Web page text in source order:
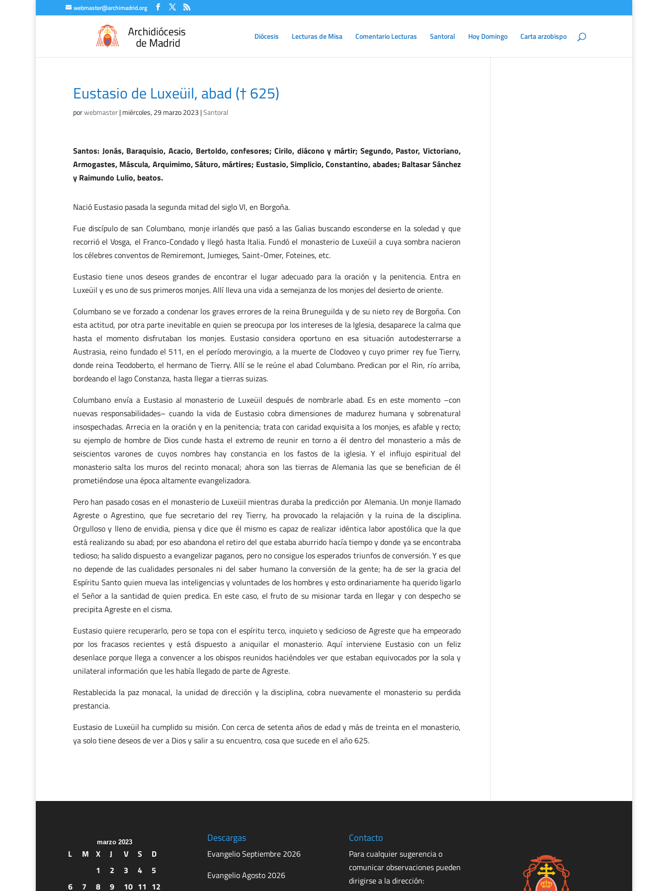
webmaster@archimadrid.org
Diócesis Lecturas de Misa Comentario Lecturas Santoral Hoy Domingo Carta arzobispo
Eustasio de Luxeüil, abad († 625)
porwebmaster|miércoles, 29 marzo 2023 |Santoral
Santos: Jonás, Baraquisio, Acacio, Bertoldo, confesores; Cirilo, diácono y mártir; Segundo, Pastor, Victoriano,
Armogastes, Máscula, Arquimimo, Sáturo, mártires; Eustasio, Simplicio, Constantino, abades; Baltasar Sánchez
y Raimundo Lulio, beatos.
Nació Eustasio pasada la segunda mitad del siglo VI, en Borgoña.
Fue discípulo de san Columbano, monje irlandés que pasó a las Galias buscando esconderse en la soledad y que
recorrió el Vosga, el Franco-Condado y llegó hasta Italia. Fundó el monasterio de Luxeüil a cuya sombra nacieron
los célebres conventos de Remiremont, Jumieges, Saint-Omer, Foteines, etc.
Eustasio tiene unos deseos grandes de encontrar el lugar adecuado para la oración y la penitencia. Entra en
Luxeüil y es uno de sus primeros monjes. Allí lleva una vida a semejanza de los monjes del desierto de oriente.
Columbano se ve forzado a condenar los graves errores de la reina Bruneguilda y de su nieto rey de Borgoña. Con
esta actitud, por otra parte inevitable en quien se preocupa por los intereses de la Iglesia, desaparece la calma que
hasta el momento disfrutaban los monjes. Eustasio considera oportuno en esa situación autodesterrarse a
Austrasia, reino fundado el 511, en el período merovingio, a la muerte de Clodoveo y cuyo primer rey fue Tierry,
donde reina Teodoberto, el hermano de Tierry. Allí se le reúne el abad Columbano. Predican por el Rin, río arriba,
bordeando el lago Constanza, hasta llegar a tierras suizas.
Columbano envía a Eustasio al monasterio de Luxeüil después de nombrarle abad. Es en este momento –con
nuevas responsabilidades– cuando la vida de Eustasio cobra dimensiones de madurez humana y sobrenatural
insospechadas. Arrecia en la oración y en la penitencia; trata con caridad exquisita a los monjes, es afable y recto;
su ejemplo de hombre de Dios cunde hasta el extremo de reunir en torno a él dentro del monasterio a más de
seiscientos varones de cuyos nombres hay constancia en los fastos de la iglesia. Y el influjo espiritual del
monasterio salta los muros del recinto monacal; ahora son las tierras de Alemania las que se benefician de él
prometiéndose una época altamente evangelizadora.
Pero han pasado cosas en el monasterio de Luxeüil mientras duraba la predicción por Alemania. Un monje llamado
Agreste o Agrestino, que fue secretario del rey Tierry, ha provocado la relajación y la ruina de la disciplina.
Orgulloso y lleno de envidia, piensa y dice que él mismo es capaz de realizar idéntica labor apostólica que la que
está realizando su abad; por eso abandona el retiro del que estaba aburrido hacía tiempo y donde ya se encontraba
tedioso; ha salido dispuesto a evangelizar paganos, pero no consigue los esperados triunfos de conversión. Y es que
no depende de las cualidades personales ni del saber humano la conversión de la gente; ha de ser la gracia del
Espíritu Santo quien mueva las inteligencias y voluntades de los hombres y esto ordinariamente ha querido ligarlo
el Señor a la santidad de quien predica. En este caso, el fruto de su misionar tarda en llegar y con despecho se
precipita Agreste en el cisma.
Eustasio quiere recuperarlo, pero se topa con el espíritu terco, inquieto y sedicioso de Agreste que ha empeorado
por los fracasos recientes y está dispuesto a aniquilar el monasterio. Aquí interviene Eustasio con un feliz
desenlace porque llega a convencer a los obispos reunidos haciéndoles ver que estaban equivocados por la sola y
unilateral información que les había llegado de parte de Agreste.
Restablecida la paz monacal, la unidad de dirección y la disciplina, cobra nuevamente el monasterio su perdida
prestancia.
Eustasio de Luxeüil ha cumplido su misión. Con cerca de setenta años de edad y más de treinta en el monasterio,
ya solo tiene deseos de ver a Dios y salir a su encuentro, cosa que sucede en el año 625.
marzo 2023
L M X J V S
D
1
2 3 4
5
6
7 8 9 10 11 12
Descargas
Evangelio Septiembre 2026
Evangelio Agosto 2026
Contacto
Para cualquier sugerencia o
comunicar observaciones pueden
dirigirse a la dirección: